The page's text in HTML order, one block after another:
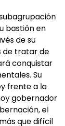
bastión en
de su
de tratar de
conquistar
Su
frente a la
gobernador
el
que difícil